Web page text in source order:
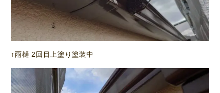
↑雨樋 2回目上塗り塗装中